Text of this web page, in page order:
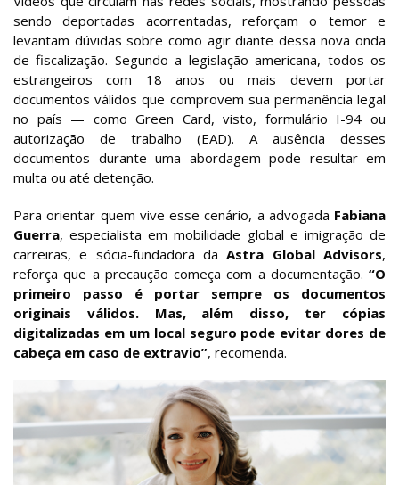
sendo deportadas acorrentadas, reforçam o temor e
levantam dúvidas sobre como agir diante dessa nova onda
de fiscalização. Segundo a legislação americana, todos os
estrangeiros com 18 anos ou mais devem portar
documentos válidos que comprovem sua permanência legal
no país — como Green Card, visto, formulário I-94 ou
autorização de trabalho (EAD). A ausência desses
documentos durante uma abordagem pode resultar em
multa ou até detenção.
Para orientar quem vive esse cenário, a advogada Fabiana
Guerra, especialista em mobilidade global e imigração de
carreiras, e sócia-fundadora daAstra Global Advisors,
reforça que a precaução começa com a documentação. “O
primeiro passo é portar sempre os documentos
originais válidos. Mas, além disso, ter cópias
digitalizadas em um local seguro pode evitar dores de
cabeça em caso de extravio”, recomenda.